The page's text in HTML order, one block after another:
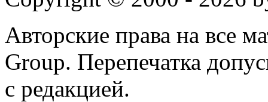
Авторские права на все
Group. Перепечатка
с редакцией.